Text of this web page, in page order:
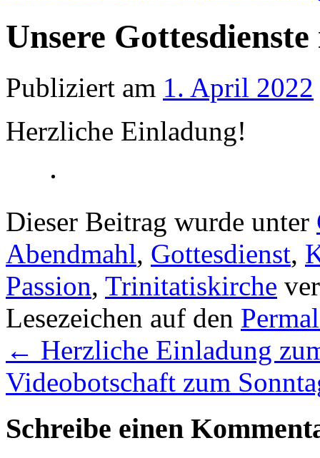
Unsere
Publiziert am 1. April 2022
Herzliche Einladung!
Dieser Beitrag wurde unter
Abendmahl, Gottesdienst,
Passion, Trinitatiskirche
Lesezeichen auf den
← Herzliche Einladung
Videobotschaft zum
Schreibe einen